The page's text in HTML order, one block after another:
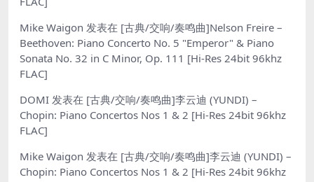
Mike Waigon 发表在 [古典/交响/奏鸣曲]Nelson Freire –
Beethoven: Piano Concerto No. 5 "Emperor" & Piano
Sonata No. 32 in C Minor, Op. 111 [Hi-Res 24bit 96khz
FLAC]
DOMI 发表在 [古典/交响/奏鸣曲]李云迪 (YUNDI) –
Chopin: Piano Concertos Nos 1 & 2 [Hi-Res 24bit 96khz
FLAC]
Mike Waigon 发表在 [古典/交响/奏鸣曲]李云迪 (YUNDI) –
Chopin: Piano Concertos Nos 1 & 2 [Hi-Res 24bit 96khz